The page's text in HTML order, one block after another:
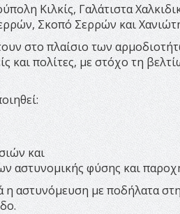
Κιλκίς, Γαλάτιστα
Σκοπό Σερρών και Χανιώτη
στο πλαίσιο των
και πολίτες, με στόχο τη
και
αστυνομικής φύσης και
η αστυνόμευση με ποδήλατα